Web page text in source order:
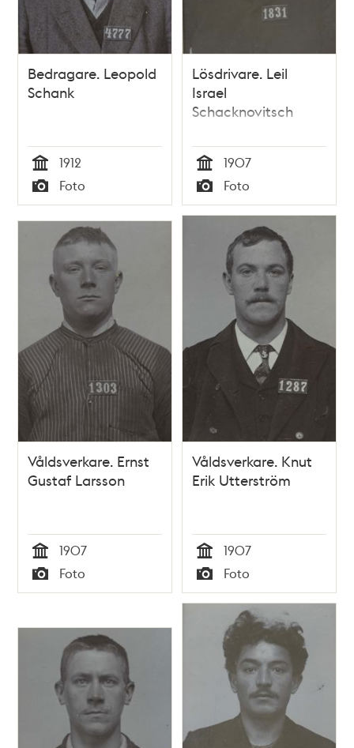
Bedragare. Leopold
Schank
Tid
1912
Typ
Foto
Lösdrivare. Leil
Israel
Schacknovitsch
Tid
1907
Typ
Foto
Våldsverkare. Ernst
Gustaf Larsson
Tid
1907
Typ
Foto
Våldsverkare. Knut
Erik Utterström
Tid
1907
Typ
Foto